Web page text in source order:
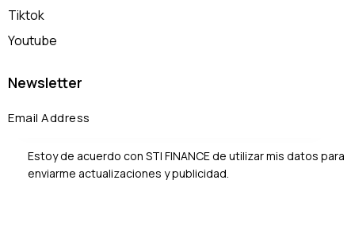
Tiktok
Youtube
Newsletter
Estoy de acuerdo con STI FINANCE de utilizar mis datos para
enviarme actualizaciones y publicidad.